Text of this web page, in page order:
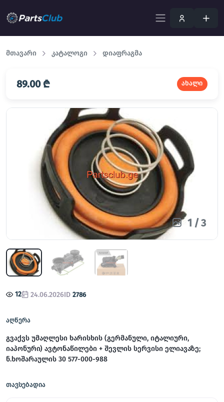
მთავარი კატალოგი დიაფრაგმა
89.00 ₾ ახალი
1 /3
12 24.06.2026ID 2786
აღწერა
გვაქვს უმაღლესი ხარისხის (გერმანული, იტალიური,
იაპონური) ავტონაწილები + შევლის სერვისი ელიავაზე;
ნ.ხოშარაულის 30 577-000-988
თავსებადია